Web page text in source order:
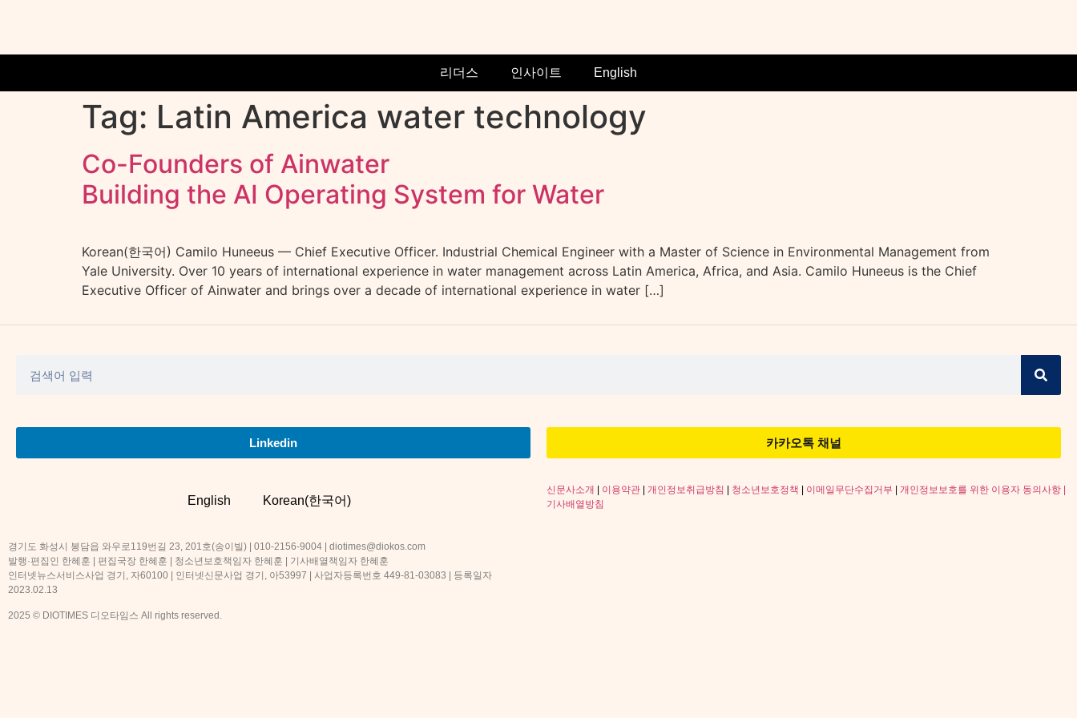
리더스 인사이트 English
Tag: Latin America water technology
Co-Founders of Ainwater
Building the AI Operating System for Water
Korean(한국어) Camilo Huneeus — Chief Executive Officer. Industrial Chemical Engineer with a Master of Science in Environmental Management from
Yale University. Over 10 years of international experience in water management across Latin America, Africa, and Asia. Camilo Huneeus is the Chief
Executive Officer of Ainwater and brings over a decade of international experience in water […]
Linkedin 카카오톡 채널
English Korean(한국어)
신문사소개 이용약관 개인정보취급방침 청소년보호정책 이메일무단수집거부
개인정보보호를 위한 이용자 동의사항 |
기사배열방침
경기도 화성시 봉담읍 와우로119번길 23, 201호(송이빌) | 010-2156-9004 | diotimes@diokos.com
발행·편집인 한혜훈 | 편집국장 한혜훈 | 청소년보호책임자 한혜훈 | 기사배열책임자 한혜훈
인터넷뉴스서비스사업 경기, 자60100 | 인터넷신문사업 경기, 아53997 | 사업자등록번호 449-81-03083 | 등록일자
2023.02.13
2025 © DIOTIMES 디오타임스 All rights reserved.